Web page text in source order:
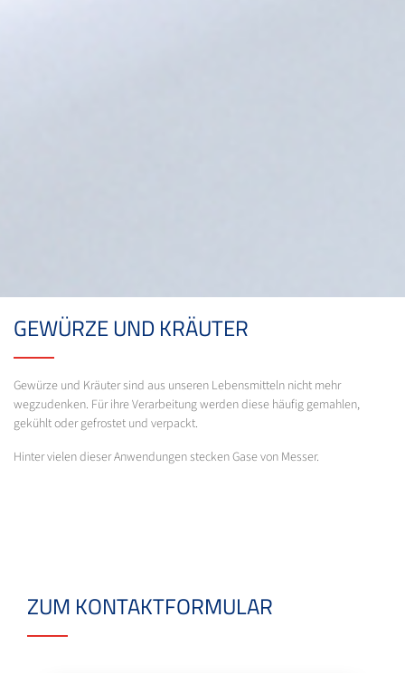
GEWÜRZE UND KRÄUTER
Gewürze und Kräuter sind aus unseren Lebensmitteln nicht mehr
wegzudenken. Für ihre Verarbeitung werden diese häufig gemahlen,
gekühlt oder gefrostet und verpackt.
Hinter vielen dieser Anwendungen stecken Gase von Messer.
ZUM KONTAKTFORMULAR